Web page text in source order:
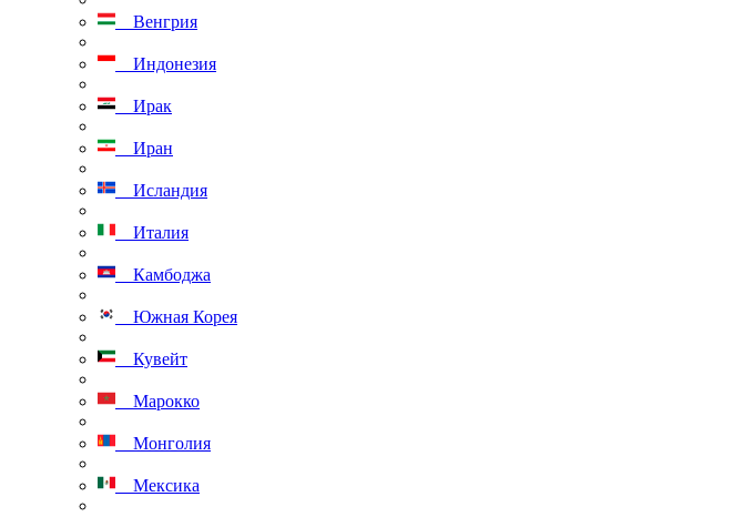
Венгрия
Индонезия
Ирак
Иран
Исландия
Италия
Камбоджа
Южная Корея
Кувейт
Марокко
Монголия
Мексика